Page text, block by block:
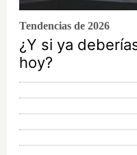
Tendencias de 2026
¿Y si ya
hoy?